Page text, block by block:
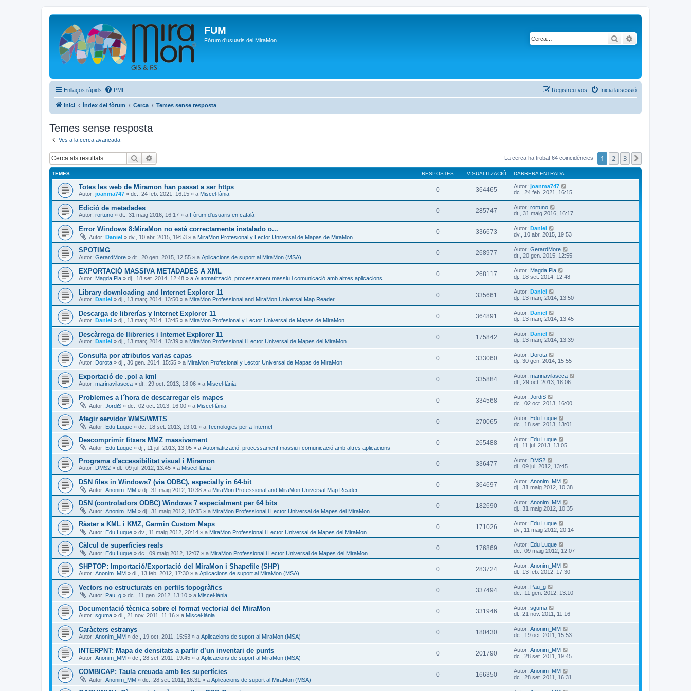
FUM
Fòrum d'usuaris del MiraMon Cerca
Enllaços ràpids PMF Inicia la sessió
Registreu-vos
Inici Índex del fòrum Cerca Temes sense resposta
Temes sense resposta
Ves a la cerca avançada
Cerca La cerca ha trobat 64 coincidències 1 2 3
TEMES RESPOSTES VISUALITZACIÓ DARRERA ENTRADA
Totes les web de Miramon han passat a ser https
Autor: joanma747 » dc., 24 feb. 2021, 16:15 » a Miscel·lània
0 364465 Autor: joanma747
dc., 24 feb. 2021, 16:15
Edició de metadades
Autor: rortuno » dt., 31 maig 2016, 16:17 » a Fòrum d'usuaris en català
0 285747 Autor: rortuno
dt., 31 maig 2016, 16:17
Error Windows 8:MiraMon no está correctamente instalado o...
Autor: Daniel » dv., 10 abr. 2015, 19:53 » a MiraMon Profesional y Lector Universal de Mapas de MiraMon
0 336673 Autor: Daniel
dv., 10 abr. 2015, 19:53
SPOTIMG
Autor: GerardMore » dt., 20 gen. 2015, 12:55 » a Aplicacions de suport al MiraMon (MSA)
0 268977 Autor: GerardMore
dt., 20 gen. 2015, 12:55
EXPORTACIÓ MASSIVA METADADES A XML
Autor: Magda Pla » dj., 18 set. 2014, 12:48 » a Automatització, processament massiu i comunicació amb altres aplicacions
0 268117 Autor: Magda Pla
dj., 18 set. 2014, 12:48
Library downloading and Internet Explorer 11
Autor: Daniel » dj., 13 març 2014, 13:50 » a MiraMon Professional and MiraMon Universal Map Reader
0 335661 Autor: Daniel
dj., 13 març 2014, 13:50
Descarga de librerías y Internet Explorer 11
Autor: Daniel » dj., 13 març 2014, 13:45 » a MiraMon Profesional y Lector Universal de Mapas de MiraMon
0 364891 Autor: Daniel
dj., 13 març 2014, 13:45
Descàrrega de llibreries i Internet Explorer 11
Autor: Daniel » dj., 13 març 2014, 13:39 » a MiraMon Professional i Lector Universal de Mapes del MiraMon
0 175842 Autor: Daniel
dj., 13 març 2014, 13:39
Consulta por atributos varias capas
Autor: Dorota » dj., 30 gen. 2014, 15:55 » a MiraMon Profesional y Lector Universal de Mapas de MiraMon
0 333060 Autor: Dorota
dj., 30 gen. 2014, 15:55
Exportació de .pol a kml
Autor: marinavilaseca » dt., 29 oct. 2013, 18:06 » a Miscel·lània
0 335884 Autor: marinavilaseca
dt., 29 oct. 2013, 18:06
Problemes a l´hora de descarregar els mapes
Autor: JordiS » dc., 02 oct. 2013, 16:00 » a Miscel·lània
0 334568 Autor: JordiS
dc., 02 oct. 2013, 16:00
Afegir servidor WMS/WMTS
Autor: Edu Luque » dc., 18 set. 2013, 13:01 » a Tecnologies per a Internet
0 270065 Autor: Edu Luque
dc., 18 set. 2013, 13:01
Descomprimir fitxers MMZ massivament
Autor: Edu Luque » dj., 11 jul. 2013, 13:05 » a Automatització, processament massiu i comunicació amb altres aplicacions
0 265488 Autor: Edu Luque
dj., 11 jul. 2013, 13:05
Programa d'accessibilitat visual i Miramon
Autor: DMS2 » dl., 09 jul. 2012, 13:45 » a Miscel·lània
0 336477 Autor: DMS2
dl., 09 jul. 2012, 13:45
DSN files in Windows7 (via ODBC), especially in 64-bit
Autor: Anonim_MM » dj., 31 maig 2012, 10:38 » a MiraMon Professional and MiraMon Universal Map Reader
0 364697 Autor: Anonim_MM
dj., 31 maig 2012, 10:38
DSN (controladors ODBC) Windows 7 especialment per 64 bits
Autor: Anonim_MM » dj., 31 maig 2012, 10:35 » a MiraMon Professional i Lector Universal de Mapes del MiraMon
0 182690 Autor: Anonim_MM
dj., 31 maig 2012, 10:35
Ràster a KML i KMZ, Garmin Custom Maps
Autor: Edu Luque » dv., 11 maig 2012, 20:14 » a MiraMon Professional i Lector Universal de Mapes del MiraMon
0 171026 Autor: Edu Luque
dv., 11 maig 2012, 20:14
Càlcul de superfícies reals
Autor: Edu Luque » dc., 09 maig 2012, 12:07 » a MiraMon Professional i Lector Universal de Mapes del MiraMon
0 176869 Autor: Edu Luque
dc., 09 maig 2012, 12:07
SHPTOP: Importació/Exportació del MiraMon i Shapefile (SHP)
Autor: Anonim_MM » dl., 13 feb. 2012, 17:30 » a Aplicacions de suport al MiraMon (MSA)
0 283724 Autor: Anonim_MM
dl., 13 feb. 2012, 17:30
Vectors no estructurats en perfils topogràfics
Autor: Pau_g » dc., 11 gen. 2012, 13:10 » a Miscel·lània
0 337494 Autor: Pau_g
dc., 11 gen. 2012, 13:10
Documentació tècnica sobre el format vectorial del MiraMon
Autor: sguma » dl., 21 nov. 2011, 11:16 » a Miscel·lània
0 331946 Autor: sguma
dl., 21 nov. 2011, 11:16
Caràcters estranys
Autor: Anonim_MM » dc., 19 oct. 2011, 15:53 » a Aplicacions de suport al MiraMon (MSA)
0 180430 Autor: Anonim_MM
dc., 19 oct. 2011, 15:53
INTERPNT: Mapa de densitats a partir d’un inventari de punts
Autor: Anonim_MM » dc., 28 set. 2011, 19:45 » a Aplicacions de suport al MiraMon (MSA)
0 201790 Autor: Anonim_MM
dc., 28 set. 2011, 19:45
COMBICAP: Taula creuada amb les superfícies
Autor: Anonim_MM » dc., 28 set. 2011, 16:31 » a Aplicacions de suport al MiraMon (MSA)
0 166350 Autor: Anonim_MM
dc., 28 set. 2011, 16:31